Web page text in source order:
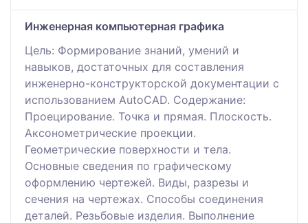
Инженерная компьютерная графика
Цель: Формирование знаний, умений и
навыков, достаточных для составления
инженерно-конструкторской документации с
использованием AutoCAD. Содержание:
Проецирование. Точка и прямая. Плоскость.
Аксонометрические проекции.
Геометрические поверхности и тела.
Основные сведения по графическому
оформлению чертежей. Виды, разрезы и
сечения на чертежах. Способы соединения
деталей. Резьбовые изделия. Выполнение